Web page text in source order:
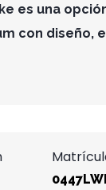
es una
con diseño,